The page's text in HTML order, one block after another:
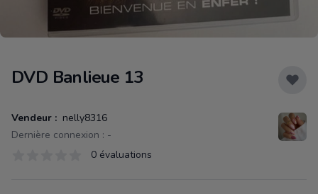
DVD Banlieue 13
Vendeur : nelly8316
Dernière connexion : -
0 évaluations